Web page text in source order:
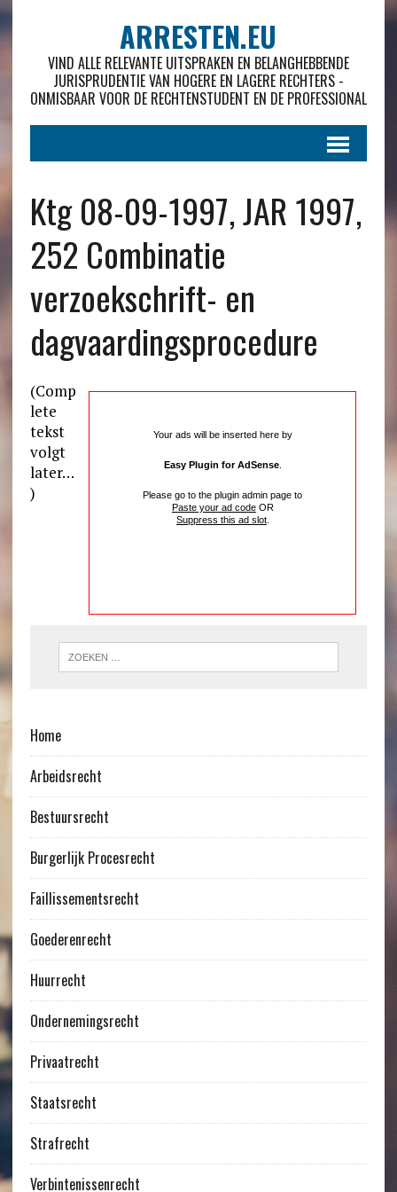
ARRESTEN.EU
VIND ALLE RELEVANTE UITSPRAKEN EN BELANGHEBBENDE
JURISPRUDENTIE VAN HOGERE EN LAGERE RECHTERS -
ONMISBAAR VOOR DE RECHTENSTUDENT EN DE PROFESSIONAL
Ktg 08-09-1997, JAR 1997,
252 Combinatie
verzoekschrift- en
dagvaardingsprocedure
Your ads will be inserted here by
Easy Plugin for AdSense.
Please go to the plugin admin page to
Paste your ad codeOR
Suppress this ad slot.
(Comp
lete
tekst
volgt
later…
)
Home
Arbeidsrecht
Bestuursrecht
Burgerlijk Procesrecht
Faillissementsrecht
Goederenrecht
Huurrecht
Ondernemingsrecht
Privaatrecht
Staatsrecht
Strafrecht
Verbintenissenrecht